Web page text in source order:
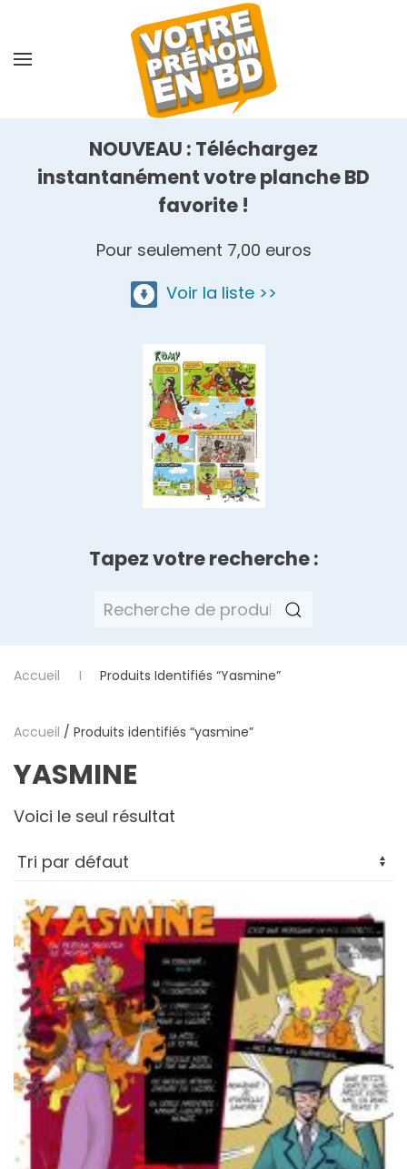
NOUVEAU : Téléchargez
instantanément votre planche BD
favorite !
Pour seulement 7,00 euros
Voir la liste >>
Tapez votre recherche :
Recherche
Accueil Produits Identifiés “yasmine”
Accueil / Produits identifiés “yasmine”
YASMINE
Voici le seul résultat